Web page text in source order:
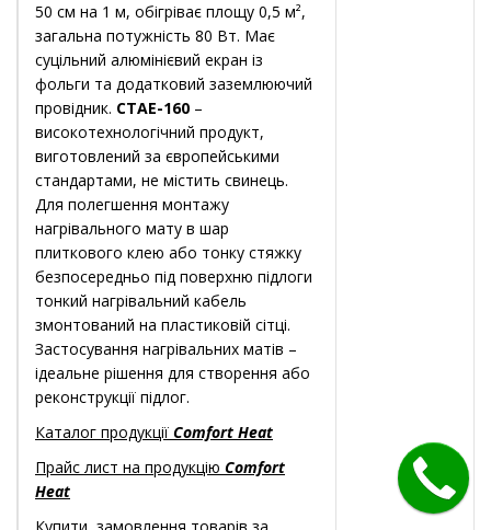
50 см на 1 м, обігріває площу 0,5 м²,
загальна потужність 80 Вт. Має
суцільний алюмінієвий екран із
фольги та додатковий заземлюючий
провідник. CTAE-160 –
високотехнологічний продукт,
виготовлений за європейськими
стандартами, не містить свинець.
Для полегшення монтажу
нагрівального мату в шар
плиткового клею або тонку стяжку
безпосередньо під поверхню підлоги
тонкий нагрівальний кабель
змонтований на пластиковій сітці.
Застосування нагрівальних матів –
ідеальне рішення для створення або
реконструкції підлог.
Каталог продукції Comfort Heat
Прайс лист на продукцію Comfort
Heat